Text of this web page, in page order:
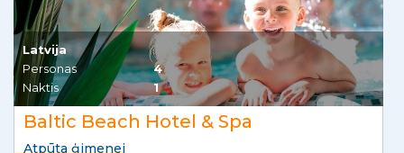
Latvija
Personas
4
Naktis
1
Baltic Beach Hotel & Spa
Atpūta ģimenei